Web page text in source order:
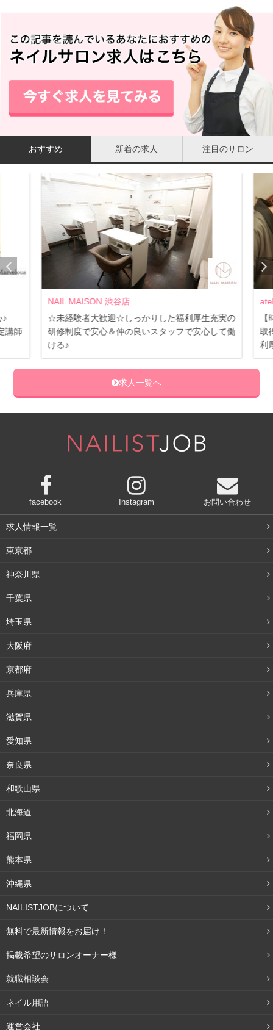
おすすめ 新着の求人 注目のサロン
♪
師
NAIL MAISON 渋谷店
☆未経験者大歓迎☆しっかりした福利厚生充実の
研修制度で安心＆仲の良いスタッフで安心して働
ける♪
【
取
利
求人一覧へ
facebook Instagram お問い合わせ
求人情報一覧
東京都
神奈川県
千葉県
埼玉県
大阪府
京都府
兵庫県
滋賀県
愛知県
奈良県
和歌山県
北海道
福岡県
熊本県
沖縄県
NAILISTJOBについて
無料で最新情報をお届け！
掲載希望のサロンオーナー様
就職相談会
ネイル用語
運営会社